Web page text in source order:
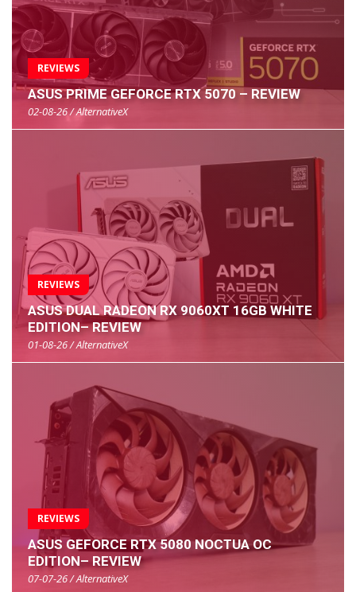
REVIEWS
ASUS PRIME GEFORCE RTX 5070 – REVIEW
02-08-26 / AlternativeX
REVIEWS
ASUS DUAL RADEON RX 9060XT 16GB WHITE
EDITION– REVIEW
01-08-26 / AlternativeX
REVIEWS
ASUS GEFORCE RTX 5080 NOCTUA OC
EDITION– REVIEW
07-07-26 / AlternativeX